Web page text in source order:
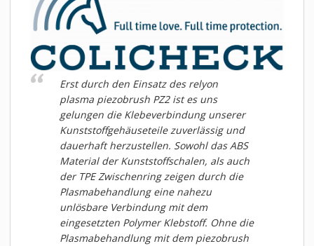
FEINSTREINIGUNG
PLASMAAKTIVIERUNG
VERKLEBEN
MATERIALIEN
AKTUELLES
EVENTS
FACHARTIKEL
NEWS
REFERENZEN
VIDEOS
Erst durch den Einsatz des relyon
plasma piezobrush PZ2 ist es uns
gelungen die Klebeverbindung unserer
Kunststoffgehäuseteile zuverlässig und
dauerhaft herzustellen. Sowohl das ABS
Material der Kunststoffschalen, als auch
der TPE Zwischenring zeigen durch die
Plasmabehandlung eine nahezu
unlösbare Verbindung mit dem
eingesetzten Polymer Klebstoff. Ohne die
Plasmabehandlung mit dem piezobrush